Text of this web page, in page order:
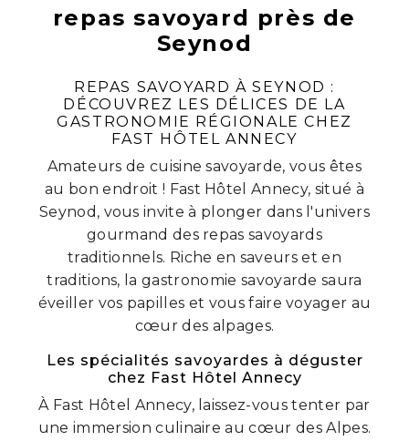
repas savoyard près de
Seynod
REPAS SAVOYARD À SEYNOD :
DÉCOUVREZ LES DÉLICES DE LA
GASTRONOMIE RÉGIONALE CHEZ
FAST HÔTEL ANNECY
Amateurs de cuisine savoyarde, vous êtes
au bon endroit ! Fast Hôtel Annecy, situé à
Seynod, vous invite à plonger dans l'univers
gourmand des repas savoyards
traditionnels. Riche en saveurs et en
traditions, la gastronomie savoyarde saura
éveiller vos papilles et vous faire voyager au
cœur des alpages.
Les spécialités savoyardes à déguster
chez Fast Hôtel Annecy
À Fast Hôtel Annecy, laissez-vous tenter par
une immersion culinaire au cœur des Alpes.